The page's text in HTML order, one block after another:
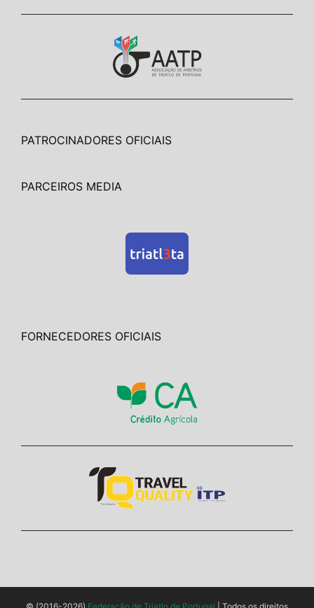
PATROCINADORES OFICIAIS
PARCEIROS MEDIA
FORNECEDORES OFICIAIS